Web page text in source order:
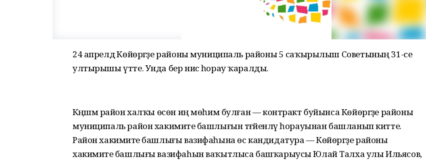
24 апрелдә Көйөргәҙе районы муниципаль районы 5 саҡырылыш Советының 31-се
ултырышы үтте. Унда бер нисә һорау ҡаралды.
Кәңәшмә район халҡы өсөн иң мөһим булған — контракт буйынса Көйөргәҙе районы
муниципаль район хакимиәте башлығын тәғәйенләү һорауынан башланып китте.
Район хакимиәте башлығы вазифаһына өс кандидатура — Көйөргәҙе районы
хакимиәте башлығы вазифаһын ваҡытлыса башҡарыусы Юлай Талха улы Ильясов,